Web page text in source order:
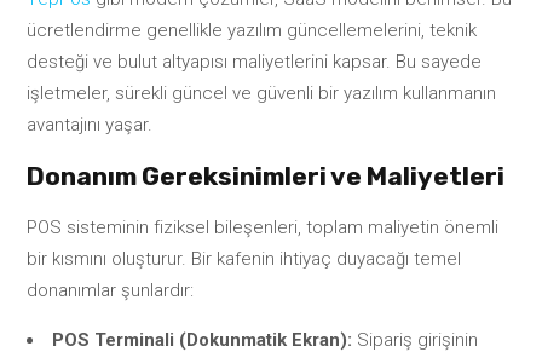
ücretlendirme genellikle yazılım güncellemelerini, teknik
desteği ve bulut altyapısı maliyetlerini kapsar. Bu sayede
işletmeler, sürekli güncel ve güvenli bir yazılım kullanmanın
avantajını yaşar.
Donanım Gereksinimleri ve Maliyetleri
POS sisteminin fiziksel bileşenleri, toplam maliyetin önemli
bir kısmını oluşturur. Bir kafenin ihtiyaç duyacağı temel
donanımlar şunlardır:
POS Terminali (Dokunmatik Ekran): Sipariş girişinin